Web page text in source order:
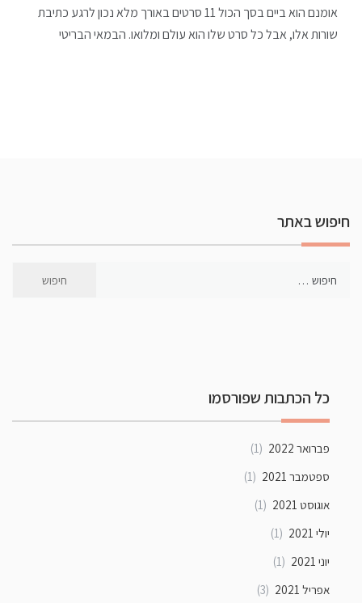
אומנם הוא ביים בסך הכול 11 סרטים באורך מלא נכון לרגע כתיבת
שורות אלו, אבל כל סרט שלו הוא עולם ומלואו. הבמאי הבריטי
חיפוש באתר
כל הכתבות שפורסמו
פברואר 2022
(1)
ספטמבר 2021
(1)
אוגוסט 2021
(1)
יולי 2021
(1)
יוני 2021
(1)
אפריל 2021
(3)